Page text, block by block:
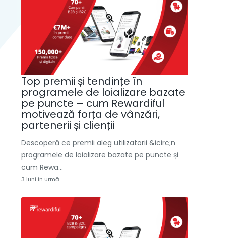
Top premii și tendințe în
programele de loializare bazate
pe puncte – cum Rewardiful
motivează forța de vânzări,
partenerii și clienții
Descoperă ce premii aleg utilizatorii &icirc;n
programele de loializare bazate pe puncte și
cum Rewa...
3 luni în urmă